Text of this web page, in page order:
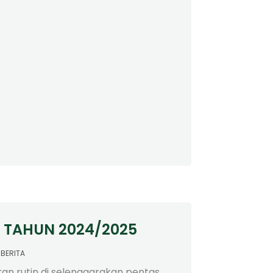
TAHUN 2024/2025
BERITA